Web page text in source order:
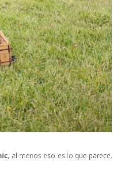
, al menos eso es lo que parece.